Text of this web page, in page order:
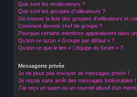
Que sont les modérateurs ?
Que sont les groupes d’utilisateurs ?
Où trouver la liste des groupes d’utilisateurs et
Comment devenir chef de groupe ?
Pourquoi certains membres apparaissent dans
Qu’est-ce qu’un « Groupe par défaut » ?
Qu’est-ce que le lien « L’équipe du forum » ?
Messagerie privée
Je ne peux pas envoyer de messages privés !
Je reçois sans arrêt des messages indésirables !
J’ai reçu un spam ou un courriel abusif d’un